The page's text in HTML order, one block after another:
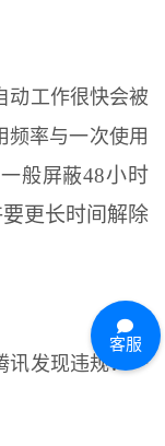
动工作很快会被
频率与一次使用
般屏蔽48小时
更长时间解除
讯发现违规：一
客服